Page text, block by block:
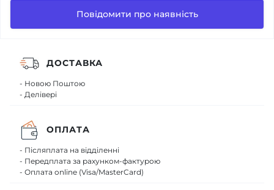
Повідомити про наявність
ДОСТАВКА
- Новою Поштою
- Делівері
ОПЛАТА
- Післяплата на відділенні
- Передплата за рахунком-фактурою
- Оплата online (Visa/MasterCard)